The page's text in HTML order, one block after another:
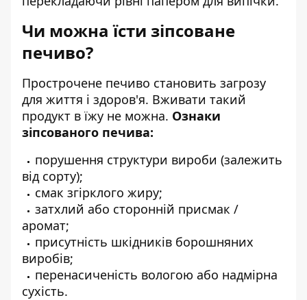
Чи можна їсти зіпсоване
печиво?
Прострочене печиво становить загрозу
для життя і здоров'я. Вживати такий
продукт в їжу не можна. Ознаки
зіпсованого печива:
порушення структури вироби (залежить
від сорту);
смак згірклого жиру;
затхлий або сторонній присмак /
аромат;
присутність шкідників борошняних
виробів;
перенасиченість вологою або надмірна
сухість.